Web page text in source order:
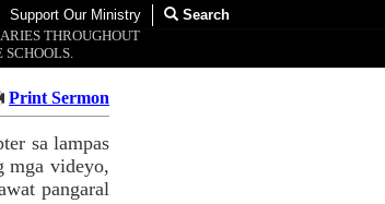
Support Our Ministry
Search
THROUGHOUT
Print Sermon
sa lampas
mga videyo,
pangaral